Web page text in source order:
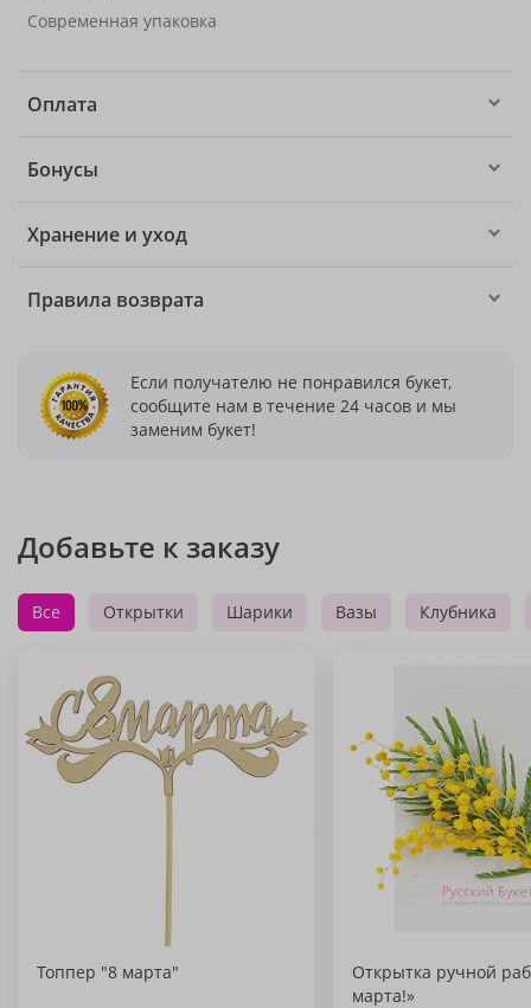
Современная упаковка
Оплата
Бонусы
Хранение и уход
Правила возврата
Если получателю не понравился букет,
сообщите нам в течение 24 часов и мы
заменим букет!
Добавьте к заказу
Все Открытки Шарики Вазы Клубника
Топпер "8 марта"
Открытка ручной
марта!»